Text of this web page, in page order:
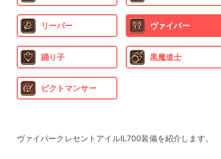
リーパー ヴァイパー
踊り子 黒魔道士
ピクトマンサー
ヴァイパークレセントアイルIL700装備を紹介します。